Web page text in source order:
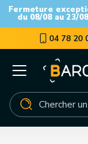
Fermeture
du 08/08 au 23/
04 78 20